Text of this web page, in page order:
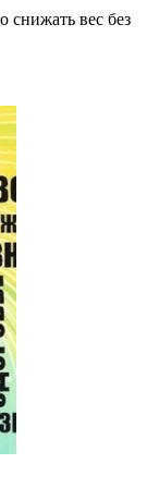
снижать вес без